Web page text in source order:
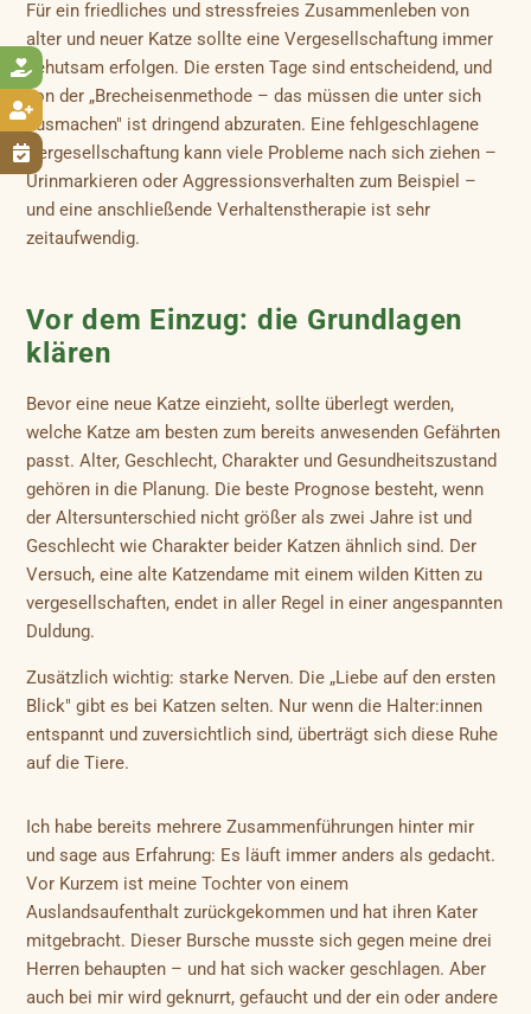



Für ein friedliches und stressfreies Zusammenleben von
alter und neuer Katze sollte eine Vergesellschaftung immer
behutsam erfolgen. Die ersten Tage sind entscheidend, und
von der „Brecheisenmethode – das müssen die unter sich
ausmachen" ist dringend abzuraten. Eine fehlgeschlagene
Vergesellschaftung kann viele Probleme nach sich ziehen –
Urinmarkieren oder Aggressionsverhalten zum Beispiel –
und eine anschließende Verhaltenstherapie ist sehr
zeitaufwendig.
Vor dem Einzug: die Grundlagen
klären
Bevor eine neue Katze einzieht, sollte überlegt werden,
welche Katze am besten zum bereits anwesenden Gefährten
passt. Alter, Geschlecht, Charakter und Gesundheitszustand
gehören in die Planung. Die beste Prognose besteht, wenn
der Altersunterschied nicht größer als zwei Jahre ist und
Geschlecht wie Charakter beider Katzen ähnlich sind. Der
Versuch, eine alte Katzendame mit einem wilden Kitten zu
vergesellschaften, endet in aller Regel in einer angespannten
Duldung.
Zusätzlich wichtig: starke Nerven. Die „Liebe auf den ersten
Blick" gibt es bei Katzen selten. Nur wenn die Halter:innen
entspannt und zuversichtlich sind, überträgt sich diese Ruhe
auf die Tiere.
Ich habe bereits mehrere Zusammenführungen hinter mir
und sage aus Erfahrung: Es läuft immer anders als gedacht.
Vor Kurzem ist meine Tochter von einem
Auslandsaufenthalt zurückgekommen und hat ihren Kater
mitgebracht. Dieser Bursche musste sich gegen meine drei
Herren behaupten – und hat sich wacker geschlagen. Aber
auch bei mir wird geknurrt, gefaucht und der ein oder andere